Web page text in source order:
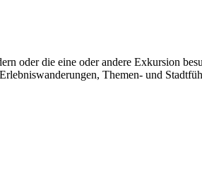
oder die eine oder andere Exkursion
Themen- und